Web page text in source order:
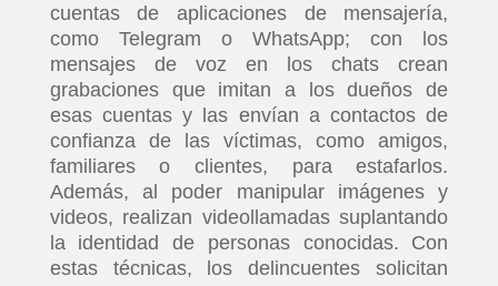
cuentas de aplicaciones de mensajería,
como Telegram o WhatsApp; con los
mensajes de voz en los chats crean
grabaciones que imitan a los dueños de
esas cuentas y las envían a contactos de
confianza de las víctimas, como amigos,
familiares o clientes, para estafarlos.
Además, al poder manipular imágenes y
videos, realizan videollamadas suplantando
la identidad de personas conocidas. Con
estas técnicas, los delincuentes solicitan